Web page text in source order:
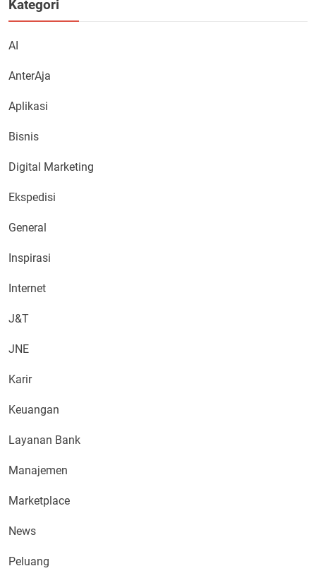
Kategori
AI
AnterAja
Aplikasi
Bisnis
Digital Marketing
Ekspedisi
General
Inspirasi
Internet
J&T
JNE
Karir
Keuangan
Layanan Bank
Manajemen
Marketplace
News
Peluang